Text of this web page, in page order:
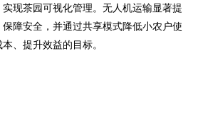
现茶园可视化管理。无人机运输显著提
障安全，并通过共享模式降低小农户使
、提升效益的目标。